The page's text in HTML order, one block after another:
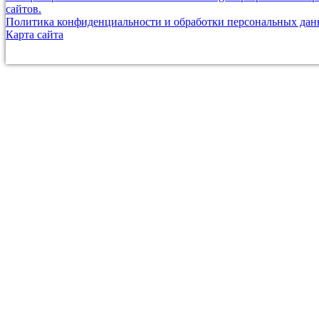
сайтов.
Политика конфиденциальности и обработки персональных
Карта сайта